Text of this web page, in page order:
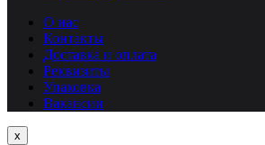
О нас
Контакты
Доставка и оплата
Реквизиты
Упаковка
Вакансии
x